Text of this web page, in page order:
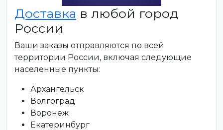
Доставка в любой город
России
Ваши заказы отправляются по всей
территории России, включая следующие
населенные пункты:
Архангельск
Волгоград
Воронеж
Екатеринбург